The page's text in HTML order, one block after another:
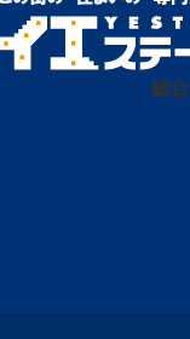
総合